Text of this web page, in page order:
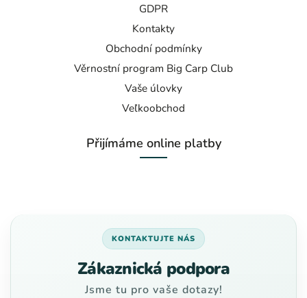
GDPR
Kontakty
Obchodní podmínky
Věrnostní program Big Carp Club
Vaše úlovky
Veľkoobchod
Přijímáme online platby
KONTAKTUJTE NÁS
Zákaznická podpora
Jsme tu pro vaše dotazy!